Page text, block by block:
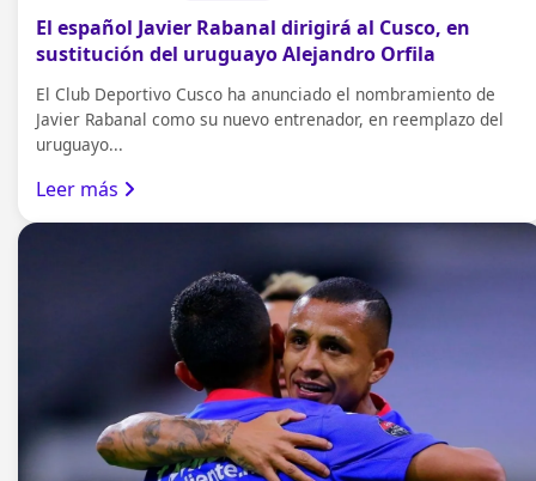
El español Javier Rabanal dirigirá al Cusco, en
sustitución del uruguayo Alejandro Orfila
El Club Deportivo Cusco ha anunciado el nombramiento de
Javier Rabanal como su nuevo entrenador, en reemplazo del
uruguayo...
Leer más